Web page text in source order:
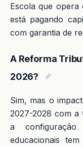
Escola que opera
está pagando
com garantia de
A Reforma
2026?
Sim, mas o
2027-2028 com a
a
educacionais